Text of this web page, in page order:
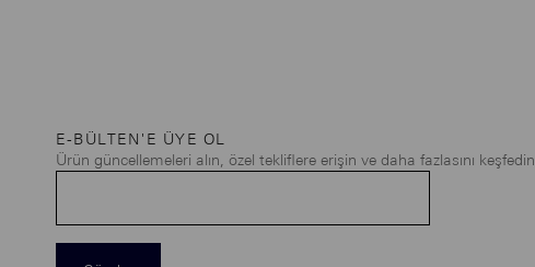
E-BÜLTEN'E ÜYE OL
Ürün güncellemeleri alın, özel tekliflere erişin ve daha fazlasını keşfedin.